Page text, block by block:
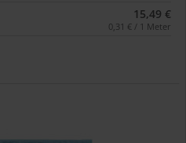
15,49 €
0,31 € / 1 Meter